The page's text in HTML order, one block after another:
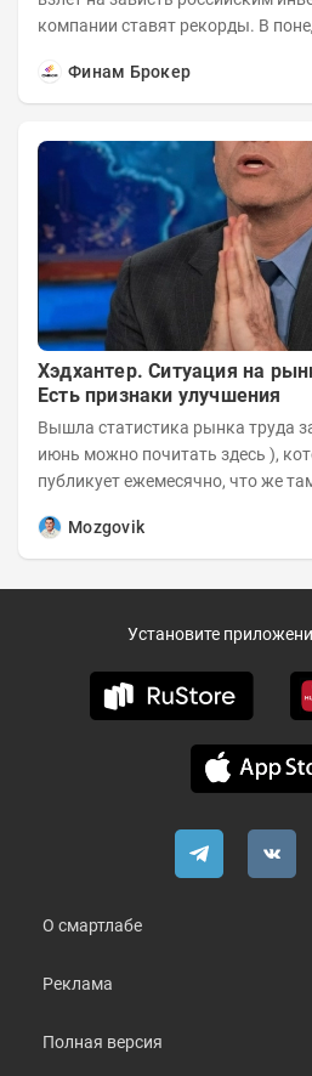
компании ставят рекорды. В
Финам Брокер
Хэдхантер. Ситуация на
Есть признаки улучшения
Вышла статистика рынка труда за июль 2026 года (за
июнь можно почитать здесь ), которую Хедхантер
публикует ежемесячно, что же
Mozgovik
Установите
О смартлабе
Реклама
Полная версия